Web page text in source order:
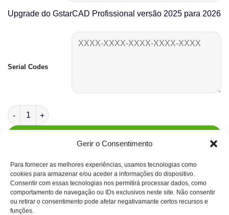
Gerir o Consentimento
Para fornecer as melhores experiências, usamos tecnologias como
cookies para armazenar e/ou aceder a informações do dispositivo.
Consentir com essas tecnologias nos permitirá processar dados, como
comportamento de navegação ou IDs exclusivos neste site. Não consentir
ou retirar o consentimento pode afetar negativamante certos recursos e
funções.
Upgrade do GstarCAD Profissional versão 2025 para 2026
Serial Codes
Quantidade de Upgrade para 2026 - GstarCAD Professional
PRODUTOS RELACIONADOS